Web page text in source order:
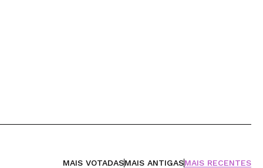
MAIS VOTADASMAIS ANTIGASMAIS RECENTES